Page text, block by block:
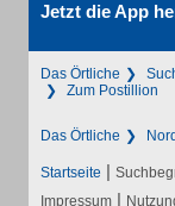
Jetzt die App
Das Örtliche
Zum Postillion
Das Örtliche
Startseite |
Impressum |